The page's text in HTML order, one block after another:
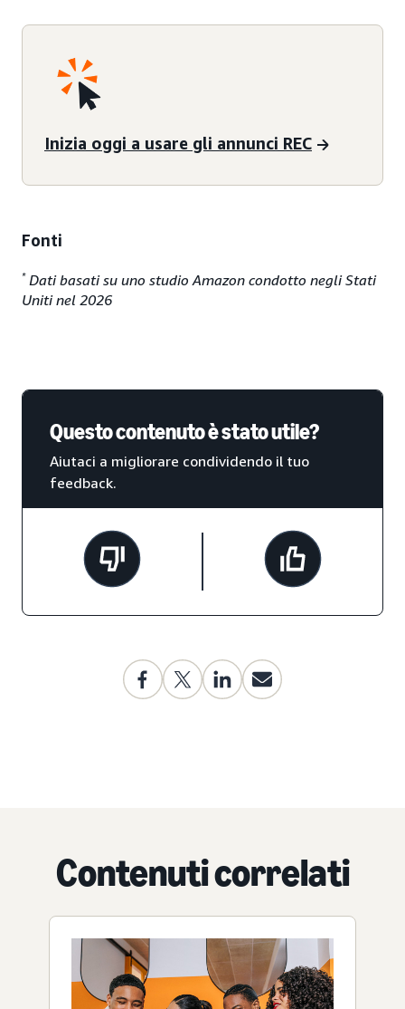
Inizia oggi a usare gli annunci REC
Fonti
*Dati basati su uno studio Amazon condotto negli Stati
Uniti nel 2026
Questo contenuto è stato utile?
Aiutaci a migliorare condividendo il tuo
feedback.
Contenuti correlati